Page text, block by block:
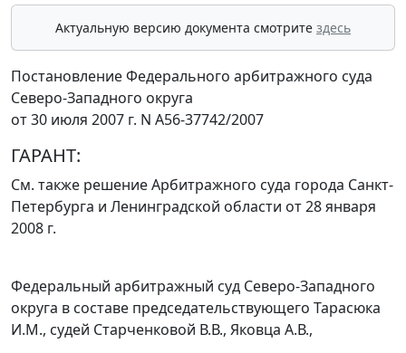
Актуальную версию документа смотрите здесь
Постановление Федерального арбитражного суда
Северо-Западного округа
от 30 июля 2007 г. N А56-37742/2007
ГАРАНТ:
См. также решение Арбитражного суда города Санкт-
Петербурга и Ленинградской области от 28 января
2008 г.
Федеральный арбитражный суд Северо-Западного
округа в составе председательствующего Тарасюка
И.М., судей Старченковой В.В., Яковца А.В.,